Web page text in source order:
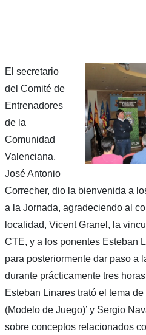
El secretario
del Comité de
Entrenadores
de la
Comunidad
Valenciana,
José Antonio
Correcher, dio la bienvenida a
a la Jornada, agradeciendo al
localidad, Vicent Granel, la
CTE, y a los ponentes Esteban
para posteriormente dar paso a
durante prácticamente tres
Esteban Linares trató el tema
(Modelo de Juego)’ y Sergio
sobre conceptos relacionados